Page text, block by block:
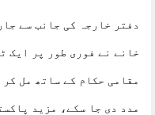
دفتر خارجہ کی جانب سے
خانے نے فوری طور پر ایک
مقامی حکام کے ساتھ مل
مدد دی جا سکے، مزید